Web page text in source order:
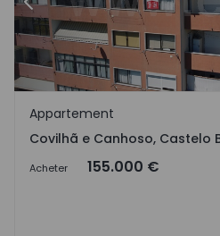
Précédent
Covilhã e Canhoso, Castelo
Appartement
Covilhã e Canhoso, Castelo
Acheter 155.000 €